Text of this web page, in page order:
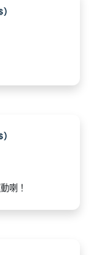
喇！